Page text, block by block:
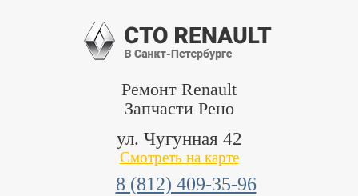
Ремонт Renault
Запчасти Рено
ул. Чугунная 42
Смотреть на карте
8 (812) 409-35-96